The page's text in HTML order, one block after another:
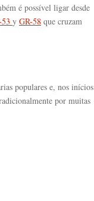
é possível ligar desde
y GR-58 que cruzam
populares e, nos inícios
por muitas